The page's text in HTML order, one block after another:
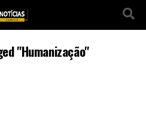
"Humanização"